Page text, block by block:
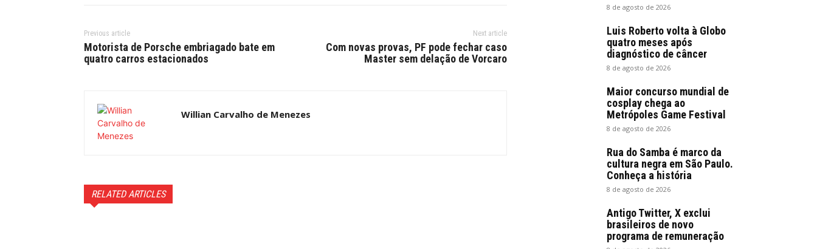
Previous article
Motorista de Porsche embriagado bate em
quatro carros estacionados
Next article
Com novas provas, PF pode fechar caso
Master sem delação de Vorcaro
Willian Carvalho de Menezes
RELATED ARTICLES
8 de agosto de 2026
Luis Roberto volta à Globo
quatro meses após
diagnóstico de câncer
8 de agosto de 2026
Maior concurso mundial de
cosplay chega ao
Metrópoles Game Festival
8 de agosto de 2026
Rua do Samba é marco da
cultura negra em São Paulo.
Conheça a história
8 de agosto de 2026
Antigo Twitter, X exclui
brasileiros de novo
programa de remuneração